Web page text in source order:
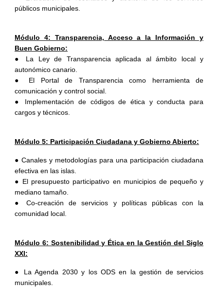
públicos municipales.
Módulo 4: Transparencia, Acceso a la Información y
Buen Gobierno:
● La Ley de Transparencia aplicada al ámbito local y
autonómico canario.
● El Portal de Transparencia como herramienta de
comunicación y control social.
● Implementación de códigos de ética y conducta para
cargos y técnicos.
Módulo 5: Participación Ciudadana y Gobierno Abierto:
● Canales y metodologías para una participación ciudadana
efectiva en las islas.
● El presupuesto participativo en municipios de pequeño y
mediano tamaño.
● Co-creación de servicios y políticas públicas con la
comunidad local.
Módulo 6: Sostenibilidad y Ética en la Gestión del Siglo
XXI:
● La Agenda 2030 y los ODS en la gestión de servicios
municipales.